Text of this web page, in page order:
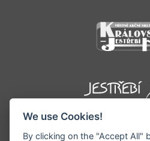
We use Cookies!
By clicking on the "Accept All"